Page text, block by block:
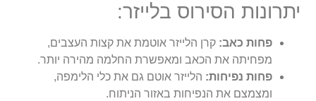
יתרונות הסירוס בלייזר:
פחות כאב: קרן הלייזר אוטמת את קצות העצבים,
מפחיתה את הכאב ומאפשרת החלמה מהירה יותר.
פחות נפיחות: הלייזר אוטם גם את כלי הלימפה,
ומצמצם את הנפיחות באזור הניתוח.